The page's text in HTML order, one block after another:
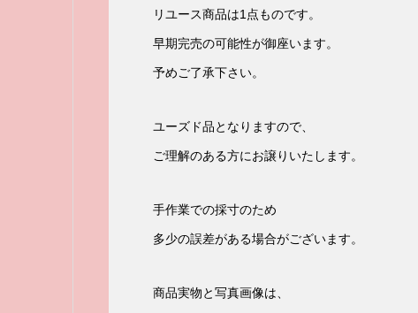
リユース商品は1点ものです。
早期完売の可能性が御座います。
予めご了承下さい。
ユーズド品となりますので、
ご理解のある方にお譲りいたします。
手作業での採寸のため
多少の誤差がある場合がございます。
商品実物と写真画像は、